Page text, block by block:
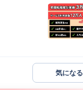
気になる